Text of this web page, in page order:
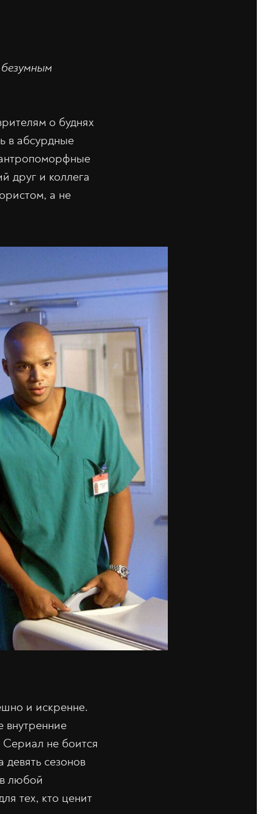
о буднях
в абсурдные
друг и коллега
а не
и искренне.
внутренние
не боится
сезонов
любой
тех, кто ценит